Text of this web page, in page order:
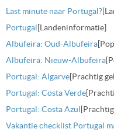
Last minute naar Portugal?
Portugal[Landeninformatie]
Albufeira: Oud-Albufeira
Albufeira: Nieuw-Albufeira
Portugal: Algarve[Prachtig
Portugal: Costa Verde
Portugal: Costa Azul
Vakantie checklist Portugal